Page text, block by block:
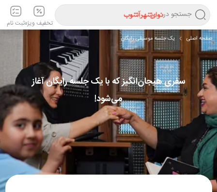
جستجو در
تخفیف ویژهثبت نام
صفحه اصلی یک جلسه موسیقی رایگان
سفری هیجان‌انگیز که با یک جلسه رایگان آغاز
می‌شود!